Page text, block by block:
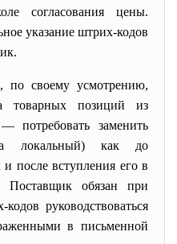
согласования цены.
указание штрих-кодов
по своему усмотрению,
товарных позиций из
потребовать заменить
локальный) как до
после вступления его в
Поставщик обязан при
руководствоваться
в письменной